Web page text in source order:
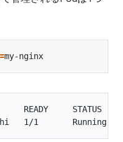
=
STATUS